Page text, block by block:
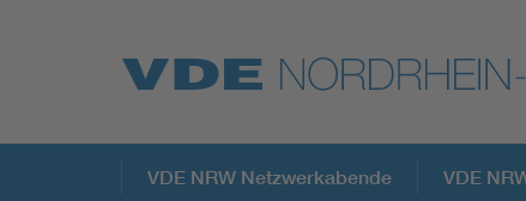
Top Themen
VDE NRW Netzwerkabende VDE